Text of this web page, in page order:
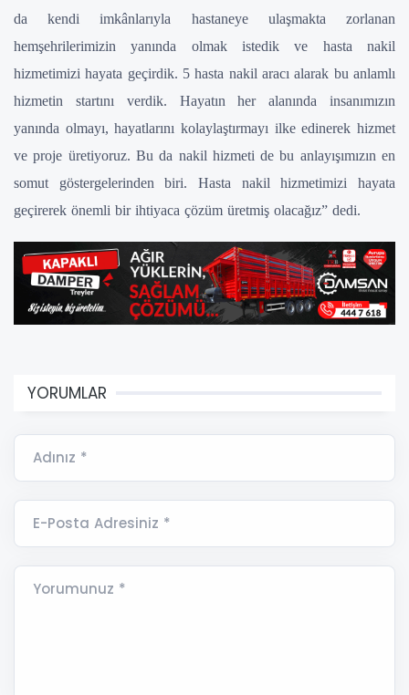
da kendi imkânlarıyla hastaneye ulaşmakta zorlanan
hemşehrilerimizin yanında olmak istedik ve hasta nakil
hizmetimizi hayata geçirdik. 5 hasta nakil aracı alarak bu anlamlı
hizmetin startını verdik. Hayatın her alanında insanımızın
yanında olmayı, hayatlarını kolaylaştırmayı ilke edinerek hizmet
ve proje üretiyoruz. Bu da nakil hizmeti de bu anlayışımızın en
somut göstergelerinden biri. Hasta nakil hizmetimizi hayata
geçirerek önemli bir ihtiyaca çözüm üretmiş olacağız” dedi.
YORUMLAR
Adınız *
E-Posta Adresiniz *
Yorumunuz *